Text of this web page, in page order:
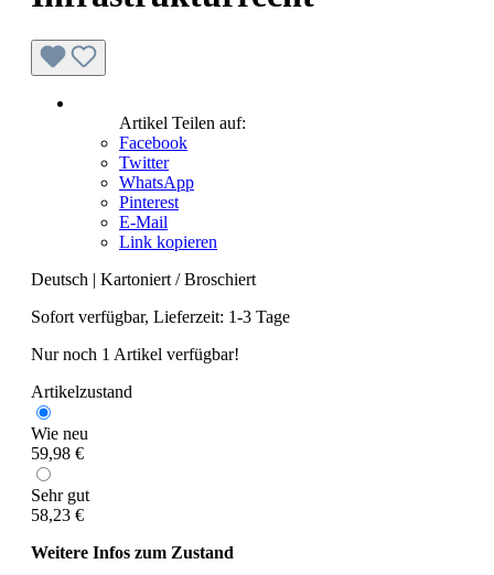
Artikel Teilen auf:
Facebook
Twitter
WhatsApp
Pinterest
E-Mail
Link kopieren
Deutsch | Kartoniert / Broschiert
Sofort verfügbar, Lieferzeit: 1-3 Tage
Nur noch 1 Artikel verfügbar!
Artikelzustand
Wie neu
59,98 €
Sehr gut
58,23 €
Weitere Infos zum Zustand